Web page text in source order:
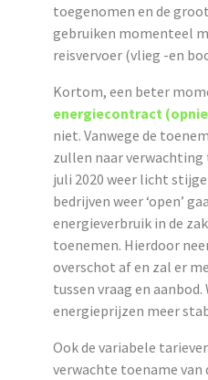
toegenomen en de
gebruiken momenteel
reisvervoer (vlieg -en
Kortom, een beter
energiecontract
niet. Vanwege de
zullen naar
juli 2020 weer licht
bedrijven weer ‘open’
energieverbruik in de
toenemen. Hierdoor
overschot af en zal er
tussen vraag en aanbod.
energieprijzen meer
Ook de variabele
verwachte toename van